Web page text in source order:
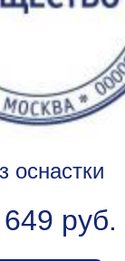
оснастки
649 руб.